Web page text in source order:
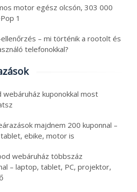
motor egész olcsón, 303 000
1
– mi történik a rootolt és
telefonokkal?
webáruház kuponokkal most
majdnem 200 kuponnal –
ebike, motor is
webáruház többszáz
– laptop, tablet, PC, projektor,